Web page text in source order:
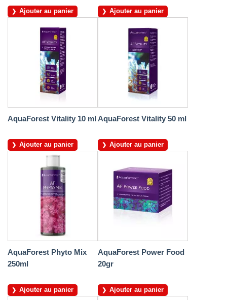
Ajouter au panier Ajouter au panier
AquaForest Vitality 10 ml
Ajouter au panier
AquaForest Vitality 50 ml
Ajouter au panier
AquaForest Phyto Mix
250ml
Ajouter au panier
AquaForest Power Food
20gr
Ajouter au panier